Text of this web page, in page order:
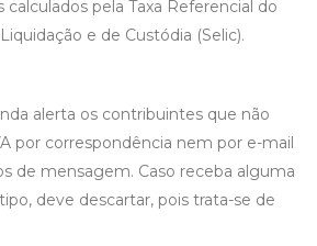
calculados pela Taxa Referencial do
e de Custódia (Selic).
alerta os contribuintes que não
por correspondência nem por e-mail
de mensagem. Caso receba alguma
deve descartar, pois trata-se de